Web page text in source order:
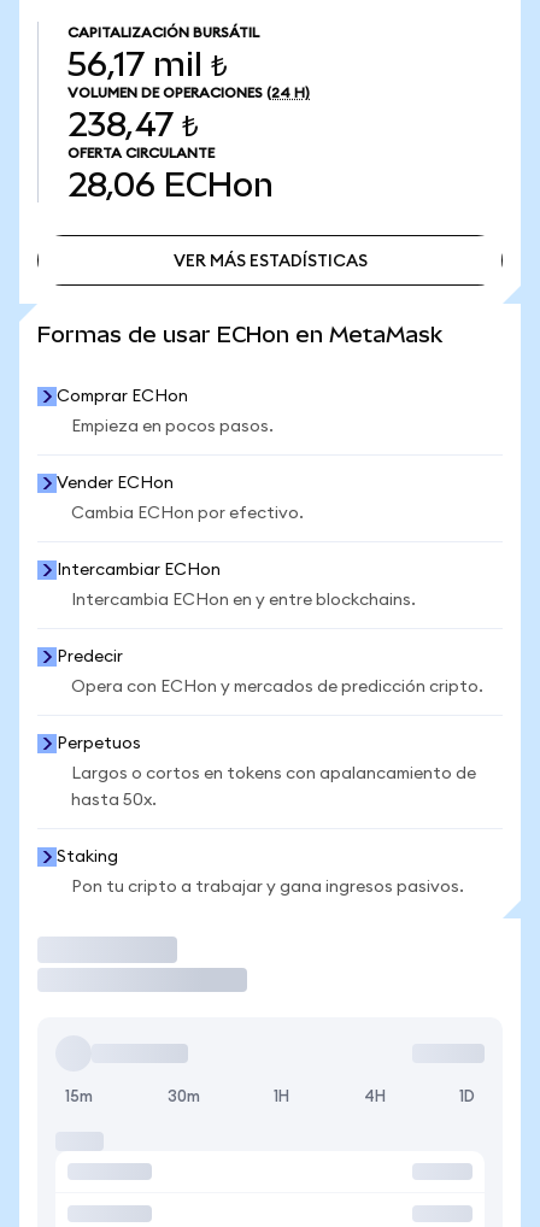
CAPITALIZACIÓN BURSÁTIL
56,17 mil ₺
VOLUMEN DE OPERACIONES (24 H)
238,47 ₺
OFERTA CIRCULANTE
28,06 ECHon
VER MÁS ESTADÍSTICAS
Formas de usar ECHon en MetaMask
Comprar ECHon
Empieza en pocos pasos.
Vender ECHon
Cambia ECHon por efectivo.
Intercambiar ECHon
Intercambia ECHon en y entre blockchains.
Predecir
Opera con ECHon y mercados de predicción cripto.
Perpetuos
Largos o cortos en tokens con apalancamiento de
hasta 50x.
Staking
Pon tu cripto a trabajar y gana ingresos pasivos.
15m 30m 1H 4H 1D